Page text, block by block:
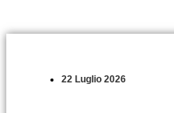
22 Luglio 2026